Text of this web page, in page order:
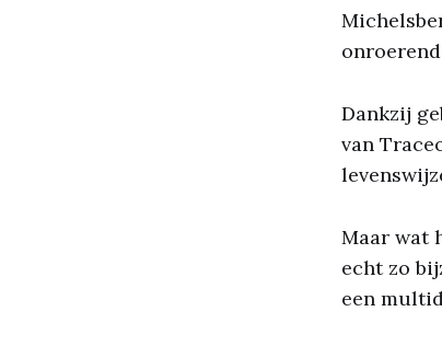
Dankzij
van
Maar wat
echt zo
een